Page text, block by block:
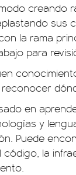
creando
sus
la rama
para
en
y
Puede
código, la